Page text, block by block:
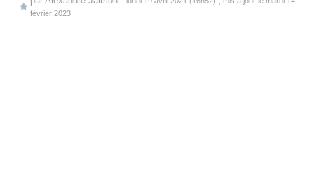
février 2023